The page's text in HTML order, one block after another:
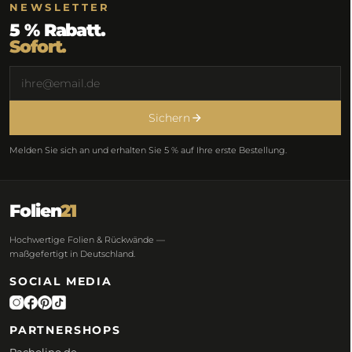
NEWSLETTER
5 % Rabatt.
Sofort.
Sichern
Melden Sie sich an und erhalten Sie 5 % auf Ihre erste Bestellung.
Folien21
Hochwertige Folien & Rückwände —
maßgefertigt in Deutschland.
SOCIAL MEDIA
PARTNERSHOPS